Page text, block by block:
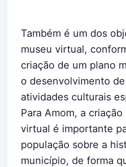
Também é um dos
museu virtual,
criação de um plano
o desenvolvimento
atividades culturais
Para Amom, a criação
virtual é importante
população sobre a
município, de forma